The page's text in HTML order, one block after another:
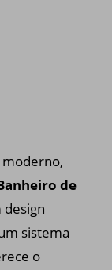
moderno,
de
design
sistema
o